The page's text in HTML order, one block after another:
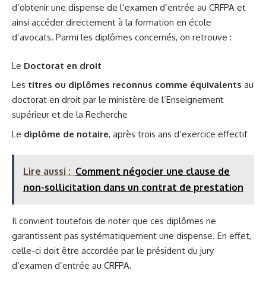
d’obtenir une dispense de l’examen d’entrée au CRFPA et
ainsi accéder directement à la formation en école
d’avocats. Parmi les diplômes concernés, on retrouve :
Le Doctorat en droit
Les titres ou diplômes reconnus comme équivalents au
doctorat en droit par le ministère de l’Enseignement
supérieur et de la Recherche
Le diplôme de notaire, après trois ans d’exercice effectif
Lire aussi : Comment négocier une clause de
non-sollicitation dans un contrat de prestation
Il convient toutefois de noter que ces diplômes ne
garantissent pas systématiquement une dispense. En effet,
celle-ci doit être accordée par le président du jury
d’examen d’entrée au CRFPA.